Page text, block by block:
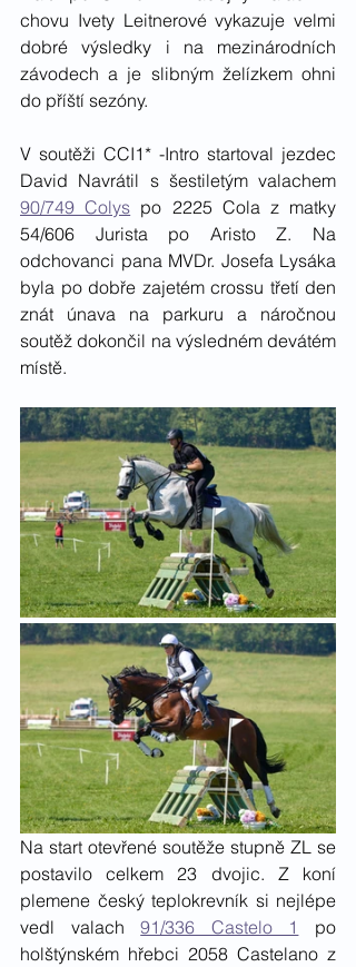
chovu Ivety Leitnerové vykazuje velmi
dobré výsledky i na mezinárodních
závodech a je slibným želízkem ohni
do příští sezóny.
V soutěži CCI1* -Intro startoval jezdec
90/749 Colys po 2225 Cola z matky
54/606 Jurista po Aristo Z. Na
odchovanci pana MVDr. Josefa Lysáka
byla po dobře zajetém crossu třetí den
znát únava na parkuru a náročnou
soutěž dokončil na výsledném devátém
místě.
Na start otevřené soutěže stupně ZL se
postavilo celkem 23 dvojic. Z koní
plemene český teplokrevník si nejlépe
vedl valach 91/336 Castelo 1
po
holštýnském hřebci 2058 Castelano z